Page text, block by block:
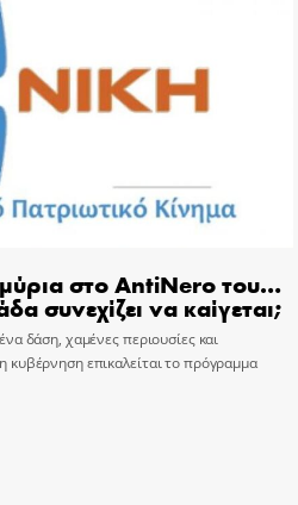
στο AntiNero του…
συνεχίζει να καίγεται;
δάση, χαμένες περιουσίες και
κυβέρνηση επικαλείται το πρόγραμμα